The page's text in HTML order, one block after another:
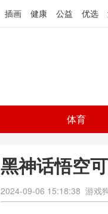
插画 健康 公益 优选
体育
黑神话悟空
2024-09-06 15:18:38 游戏